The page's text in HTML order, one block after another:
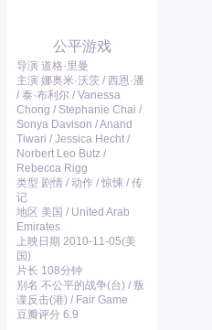
公平游戏
导演 道格·里曼
主演 娜奥米·沃茨 / 西恩·潘
/ 泰·布利尔 / Vanessa
Chong / Stephanie Chai /
Sonya Davison / Anand
Tiwari / Jessica Hecht /
Norbert Leo Butz /
Rebecca Rigg
类型 剧情 / 动作 / 惊悚 / 传
记
地区 美国 / United Arab
Emirates
上映日期 2010-11-05(美
国)
片长 108分钟
别名 不公平的战争(台) / 叛
谍反击(港) / Fair Game
豆瓣评分 6.9